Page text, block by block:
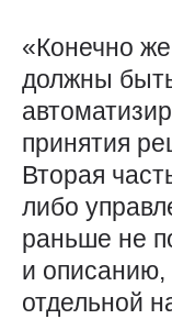
«Конечно
должны
принятия
Вторая
либо
раньше не
и описанию,
отдельной